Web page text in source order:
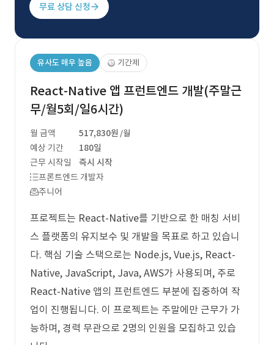
무료 상담 신청
유사도 매우 높음 기간제
React-Native 앱 프런트엔드 개발(주말근
무/월5회/일6시간)
월 금액 517,830원 /월
예상 기간
180일
근무 시작일
즉시 시작
프론트엔드 개발자
주니어
프로젝트는 React-Native를 기반으로 한 매칭 서비
스 플랫폼의 유지보수 및 개발을 목표로 하고 있습니
다. 핵심 기술 스택으로는 Node.js, Vue.js, React-
Native, JavaScript, Java, AWS가 사용되며, 주로
React-Native 앱의 프런트엔드 부분에 집중하여 작
업이 진행됩니다. 이 프로젝트는 주말에만 근무가 가
능하며, 경력 무관으로 2명의 인원을 모집하고 있습